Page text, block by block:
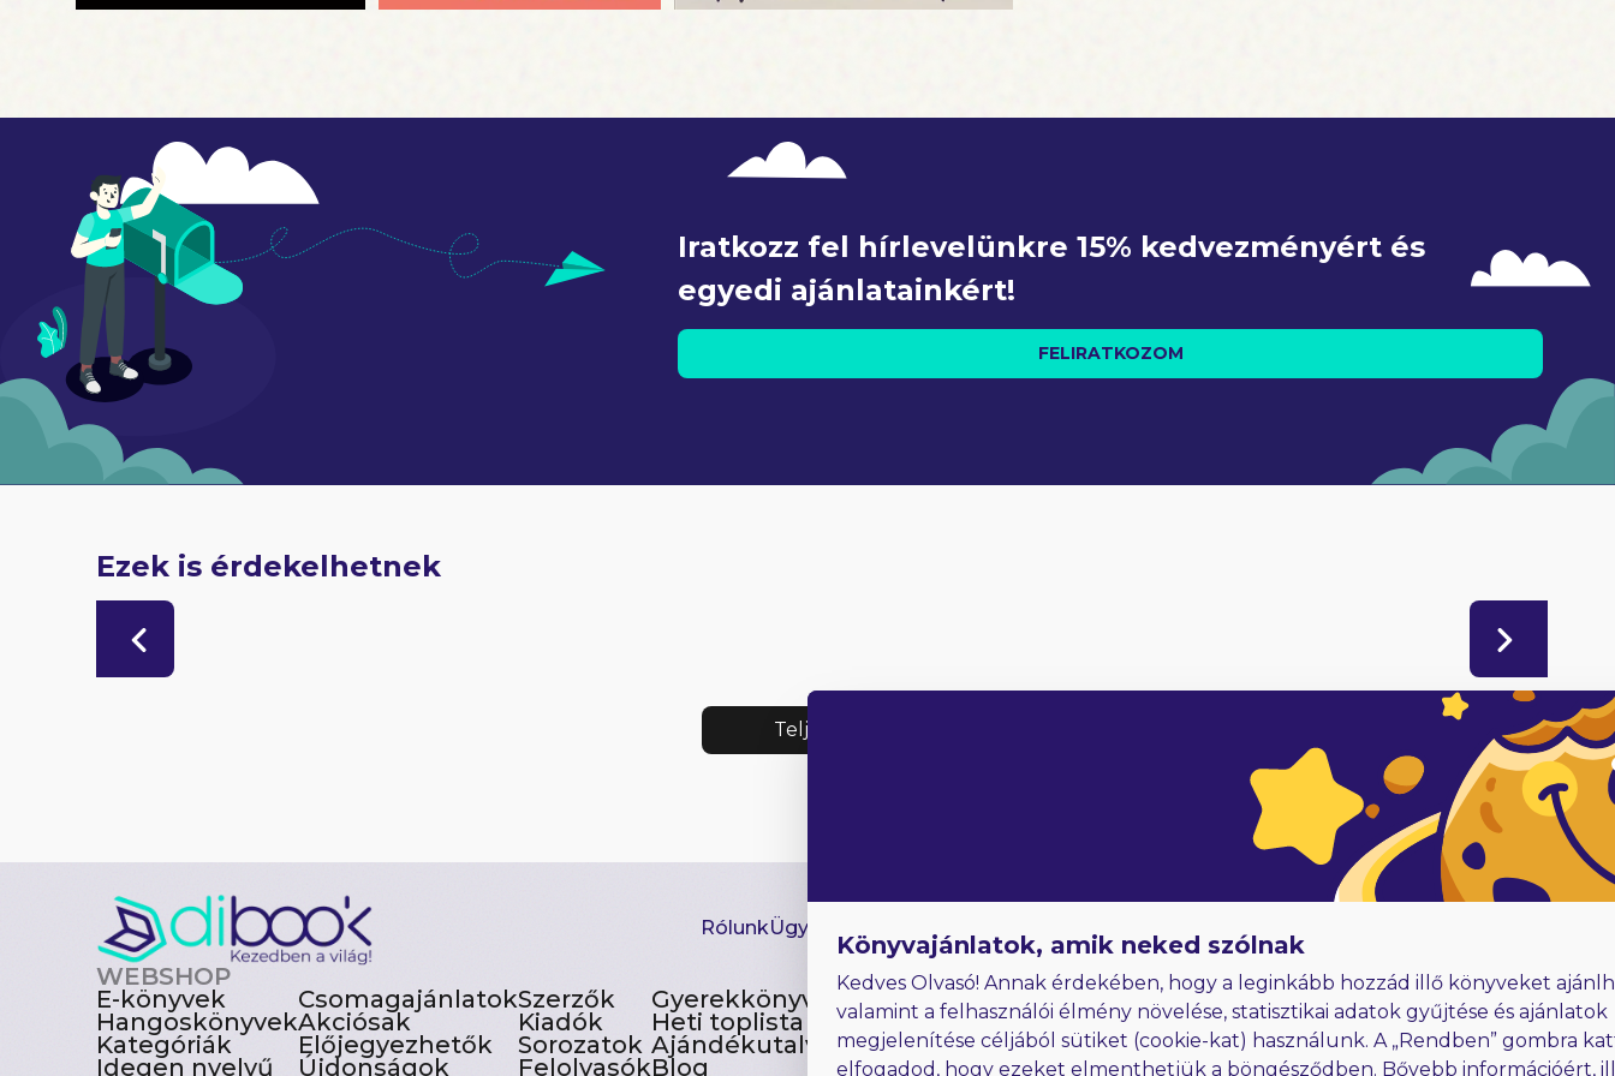
Iratkozz fel hírlevelünkre 15% kedvezményért és
egyedi ajánlatainkért!
FELIRATKOZOM
Ezek is érdekelhetnek
Teljes lista
RólunkÜgyfélszolgálat
WEBSHOP
E-könyvek
Hangoskönyvek
Kategóriák
Idegen nyelvű
Csomagajánlatok
Akciósak
Előjegyezhetők
Újdonságok
Szerzők
Kiadók
Sorozatok
Felolvasók
Gyerekkönyvek
Heti toplista
Ajándékutalvány
Blog
Könyvajánlatok, amik neked szólnak
Kedves Olvasó! Annak érdekében, hogy a leginkább hozzád illő könyveket
valamint a felhasználói élmény növelése, statisztikai adatok gyűjtése és ajánlatok
megjelenítése céljából sütiket (cookie-kat) használunk. A „Rendben” gombra
elfogadod, hogy ezeket elmenthetjük a böngésződben. Bővebb információért,